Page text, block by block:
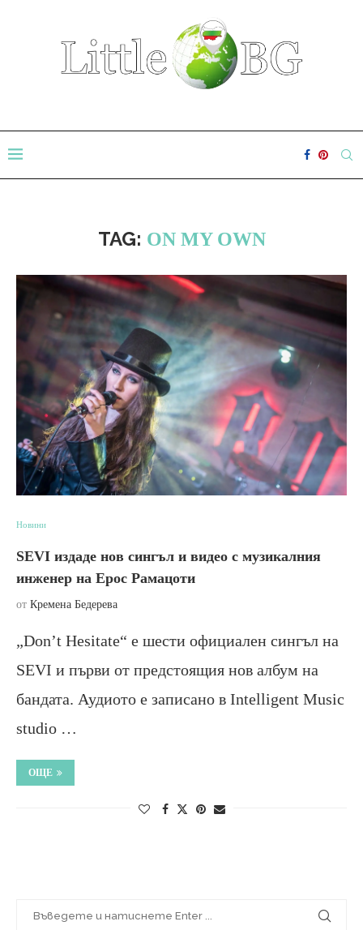
TAG: ON MY OWN
Новини
SEVI издаде нов сингъл и видео с музикалния
инженер на Ерос Рамацоти
от Кремена Бедерева
„Don’t Hesitate“ е шести официален сингъл на
SEVI и първи от предстоящия нов албум на
бандата. Аудиото е записано в Intelligent Music
studio …
ОЩЕ